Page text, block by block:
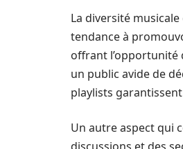
La diversité
tendance à
offrant l’opportunité
un public avide de
playlists
Un autre aspect qui